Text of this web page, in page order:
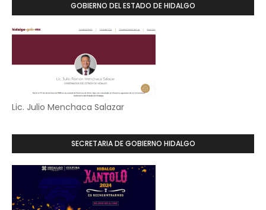
GOBIERNO DEL ESTADO DE HIDALGO
Lic. Julio Menchaca Salazar
SECRETARIA DE GOBIERNO HIDALGO